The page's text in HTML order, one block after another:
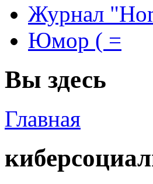
Журнал
Юмор ( =
Вы здесь
Главная